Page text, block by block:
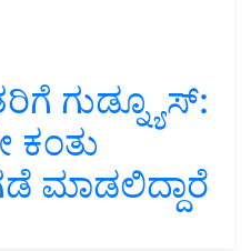
ಗುಡ್ನ್ಯೂಸ್:
ಕಂತು
ಮಾಡಲಿದ್ದಾರೆ